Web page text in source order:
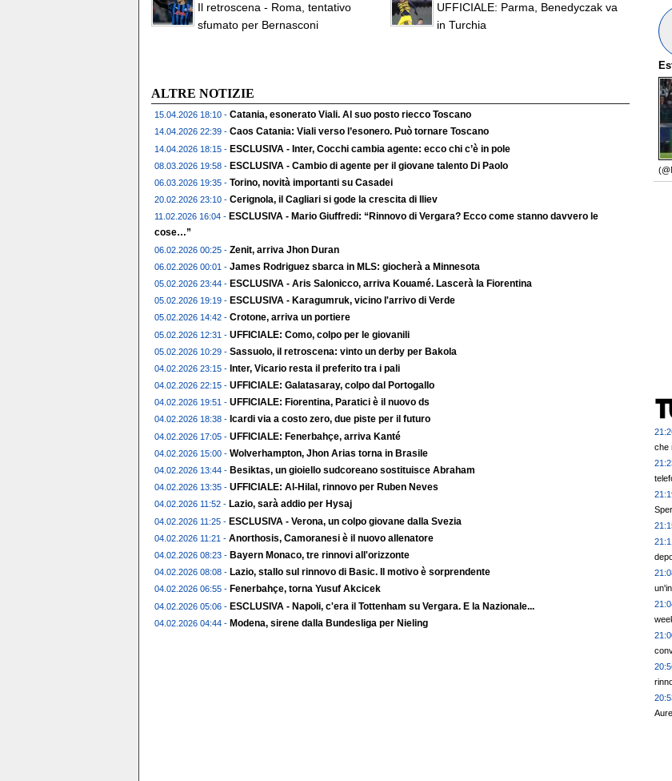
Il retroscena - Roma, tentativo
sfumato per Bernasconi
UFFICIALE: Parma, Benedyczak va
in Turchia
ALTRE NOTIZIE
15.04.2026 18:10 - Catania, esonerato Viali. Al suo posto riecco Toscano
14.04.2026 22:39 - Caos Catania: Viali verso l’esonero. Può tornare Toscano
14.04.2026 18:15 - ESCLUSIVA - Inter, Cocchi cambia agente: ecco chi c’è in pole
08.03.2026 19:58 - ESCLUSIVA - Cambio di agente per il giovane talento Di Paolo
06.03.2026 19:35 - Torino, novità importanti su Casadei
20.02.2026 23:10 - Cerignola, il Cagliari si gode la crescita di Iliev
11.02.2026 16:04 - ESCLUSIVA - Mario Giuffredi: “Rinnovo di Vergara? Ecco come stanno davvero le
cose…”
06.02.2026 00:25 - Zenit, arriva Jhon Duran
06.02.2026 00:01 - James Rodriguez sbarca in MLS: giocherà a Minnesota
05.02.2026 23:44 - ESCLUSIVA - Aris Salonicco, arriva Kouamé. Lascerà la Fiorentina
05.02.2026 19:19 - ESCLUSIVA - Karagumruk, vicino l'arrivo di Verde
05.02.2026 14:42 - Crotone, arriva un portiere
05.02.2026 12:31 - UFFICIALE: Como, colpo per le giovanili
05.02.2026 10:29 - Sassuolo, il retroscena: vinto un derby per Bakola
04.02.2026 23:15 - Inter, Vicario resta il preferito tra i pali
04.02.2026 22:15 - UFFICIALE: Galatasaray, colpo dal Portogallo
04.02.2026 19:51 - UFFICIALE: Fiorentina, Paratici è il nuovo ds
04.02.2026 18:38 - Icardi via a costo zero, due piste per il futuro
04.02.2026 17:05 - UFFICIALE: Fenerbahçe, arriva Kanté
04.02.2026 15:00 - Wolverhampton, Jhon Arias torna in Brasile
04.02.2026 13:44 - Besiktas, un gioiello sudcoreano sostituisce Abraham
04.02.2026 13:35 - UFFICIALE: Al-Hilal, rinnovo per Ruben Neves
04.02.2026 11:52 - Lazio, sarà addio per Hysaj
04.02.2026 11:25 - ESCLUSIVA - Verona, un colpo giovane dalla Svezia
04.02.2026 11:21 - Anorthosis, Camoranesi è il nuovo allenatore
04.02.2026 08:23 - Bayern Monaco, tre rinnovi all'orizzonte
04.02.2026 08:08 - Lazio, stallo sul rinnovo di Basic. Il motivo è sorprendente
04.02.2026 06:55 - Fenerbahçe, torna Yusuf Akcicek
04.02.2026 05:06 - ESCLUSIVA - Napoli, c'era il Tottenham su Vergara. E la Nazionale...
04.02.2026 04:44 - Modena, sirene dalla Bundesliga per Nieling
che